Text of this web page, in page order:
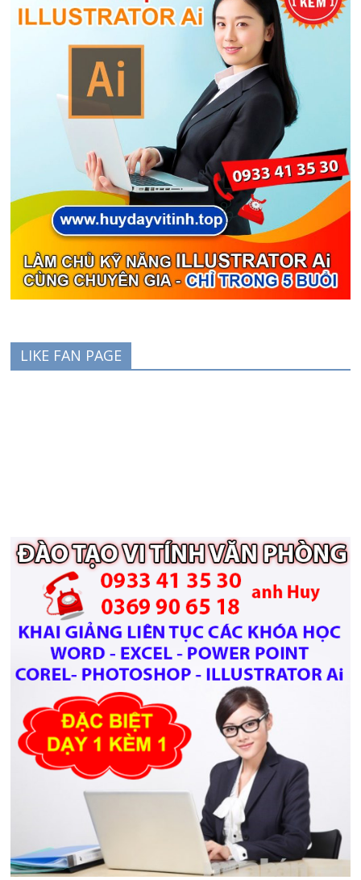
LIKE FAN PAGE